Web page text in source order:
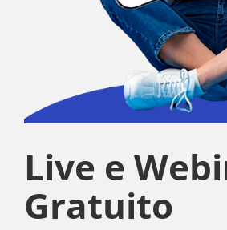
Live e
Gratuito